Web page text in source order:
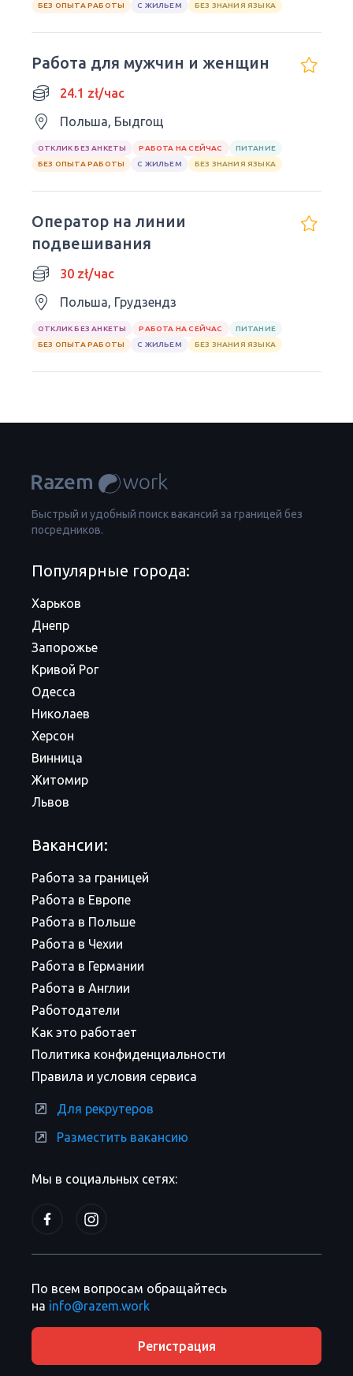
БЕЗ ОПЫТА РАБОТЫ
С ЖИЛЬЕМ БЕЗ ЗНАНИЯ ЯЗЫКА
Работа для мужчин и женщин
24.1 zł/час
Польша, Быдгощ
ОТКЛИК БЕЗ АНКЕТЫ РАБОТА НА СЕЙЧАС
ПИТАНИЕ
БЕЗ ОПЫТА РАБОТЫ
С ЖИЛЬЕМ БЕЗ ЗНАНИЯ ЯЗЫКА
Оператор на линии
подвешивания
30 zł/час
Польша, Грудзендз
ОТКЛИК БЕЗ АНКЕТЫ РАБОТА НА СЕЙЧАС
ПИТАНИЕ
БЕЗ ОПЫТА РАБОТЫ
С ЖИЛЬЕМ БЕЗ ЗНАНИЯ ЯЗЫКА
Быстрый и удобный поиск вакансий за границей без
посредников.
Мы в социальных сетях:
Популярные города:
Харьков
Днепр
Запорожье
Кривой Рог
Одесса
Николаев
Херсон
Винница
Житомир
Львов
Вакансии:
Работа за границей
Работа в Европе
Работа в Польше
Работа в Чехии
Работа в Германии
Работа в Англии
Работодатели
Как это работает
Политика конфиденциальности
Правила и условия сервиса
Для рекрутеров
Разместить вакансию
По всем вопросам обращайтесь
на info@razem.work
Регистрация